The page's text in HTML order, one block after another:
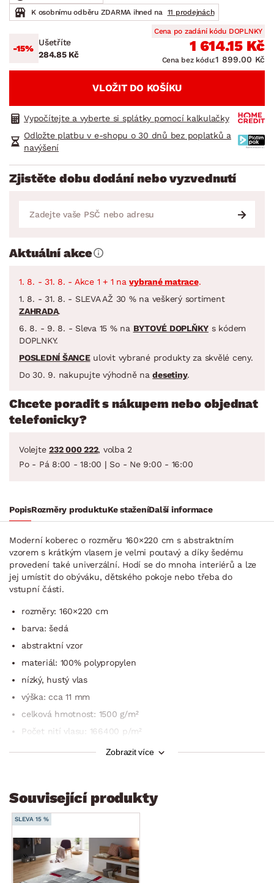
K osobnímu odběru ZDARMA ihned na
11 prodejnách
-15%
Ušetříte
284.85 Kč
Cena po zadání kódu DOPLNKY
1 614.15 Kč
Cena bez kódu:1 899.00 Kč
VLOŽIT DO KOŠÍKU
Vypočítejte a vyberte si splátky pomocí kalkulačky
Odložte platbu v e-shopu o 30 dnů bez poplatků a
navýšení
Zjistěte dobu dodání nebo vyzvednutí
Aktuální akce
1. 8. - 31. 8. - Akce 1 + 1 navybrané matrace.
1. 8. - 31. 8. - SLEVA AŽ 30 % na veškerý sortiment
ZAHRADA.
6. 8. - 9. 8. - Sleva 15 % na BYTOVÉ DOPLŇKY s kódem
DOPLNKY.
POSLEDNÍ ŠANCEulovit vybrané produkty za skvělé ceny.
Do 30. 9. nakupujte výhodně nadesetiny.
Chcete poradit s nákupem nebo objednat
telefonicky?
Volejte 232 000 222, volba 2
Po - Pá 8:00 - 18:00 | So - Ne 9:00 - 16:00
PopisRozměry produktuKe staženíDalší informace
Moderní koberec o rozměru 160×220 cm s abstraktním
vzorem s krátkým vlasem je velmi poutavý a díky šedému
provedení také univerzální. Hodí se do mnoha interiérů a lze
jej umístit do obýváku, dětského pokoje nebo třeba do
vstupní části.
rozměry: 160×220 cm
barva: šedá
abstraktní vzor
materiál: 100% polypropylen
nízký, hustý vlas
výška: cca 11 mm
celková hmotnost: 1500 g/m²
Počet nití vlasu: 166400 p/m²
výroba: strojově tkané
antialergický
vhodný pro podlahové vytápění
Zobrazit více
Související produkty
SLEVA 15 %